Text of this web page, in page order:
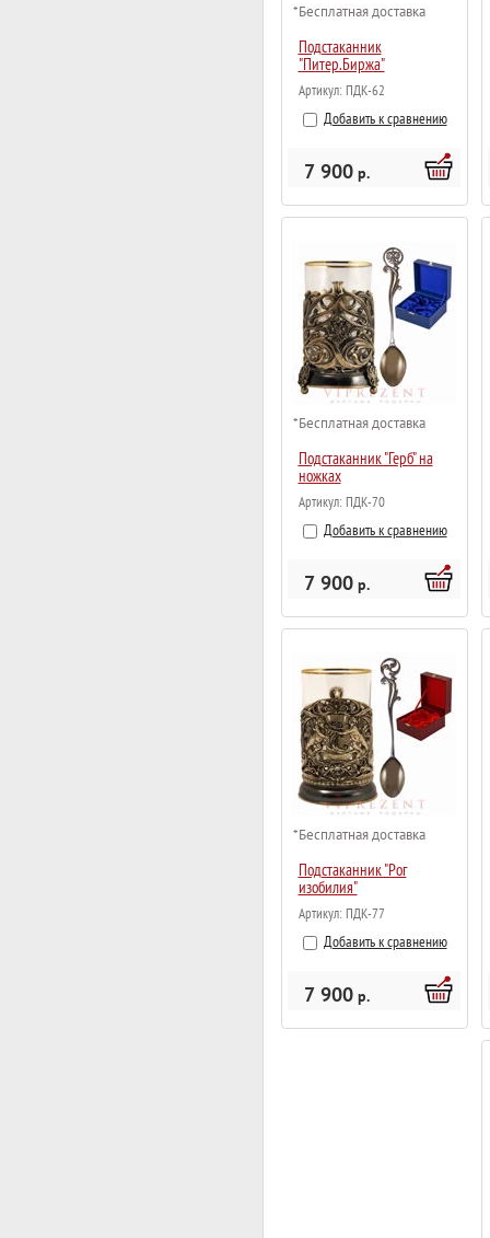
*Бесплатная доставка
Подстаканник
"Питер.Биржа"
Артикул: ПДК-62
Добавить к сравнению
7 900р.
*Бесплатная доставка
Подстаканник "Герб" на
ножках
Артикул: ПДК-70
Добавить к сравнению
7 900р.
*Бесплатная доставка
Подстаканник "Рог
изобилия"
Артикул: ПДК-77
Добавить к сравнению
7 900р.